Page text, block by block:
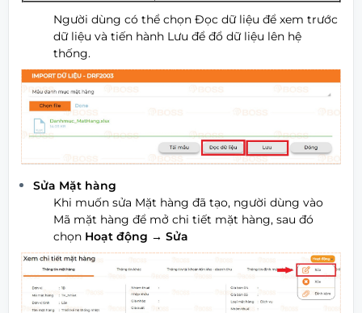
Người dùng có thể chọn Đọc dữ liệu để xem trước
dữ liệu và tiến hành Lưu để đổ dữ liệu lên hệ
thống.
Sửa Mặt hàng
Khi muốn sửa Mặt hàng đã tạo, người dùng vào
Mã mặt hàng để mở chi tiết mặt hàng, sau đó
chọn Hoạt động → Sửa